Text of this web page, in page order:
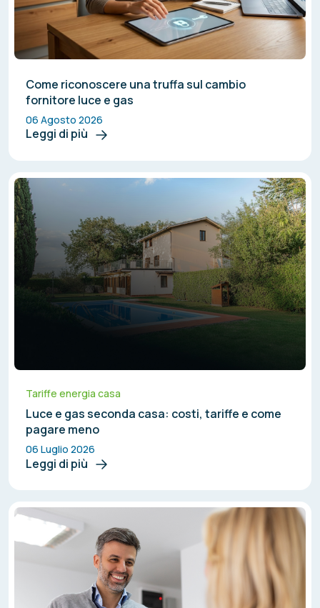
Come riconoscere una truffa sul cambio
fornitore luce e gas
06 Agosto 2026
Leggi di più
Tariffe energia casa
Luce e gas seconda casa: costi, tariffe e come
pagare meno
06 Luglio 2026
Leggi di più